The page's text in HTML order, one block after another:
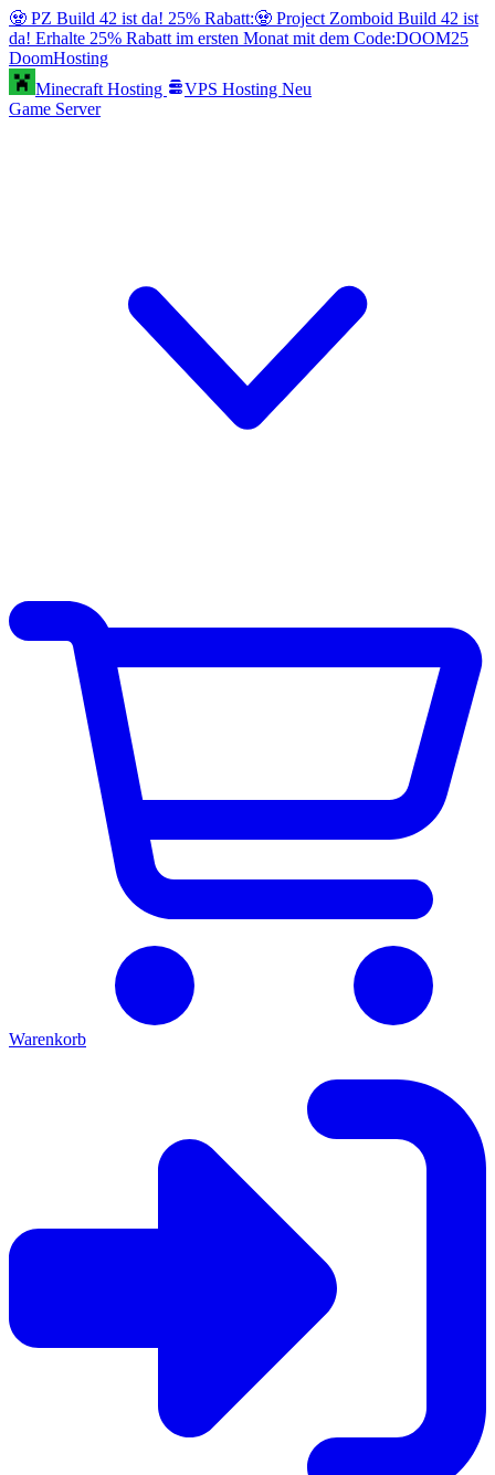
🧟 PZ Build 42 ist da! 25% Rabatt:🧟 Project Zomboid Build 42 ist
da! Erhalte 25% Rabatt im ersten Monat mit dem Code:DOOM25
DoomHosting
Minecraft Hosting
VPS Hosting Neu
Game Server
Warenkorb